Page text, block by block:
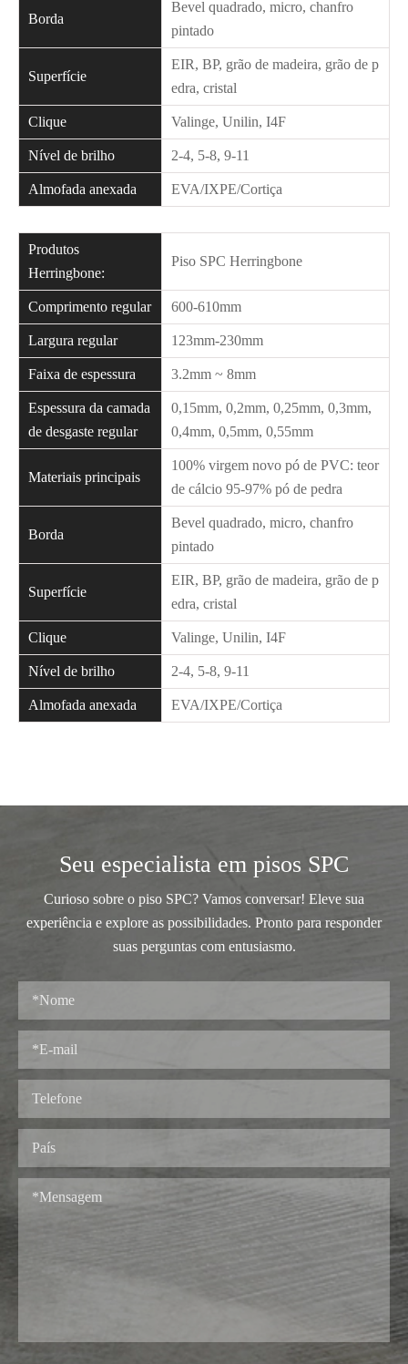
Borda
Bevel quadrado, micro, chanfro
pintado
Superfície
EIR, BP, grão de madeira, grão de p
edra, cristal
Clique Valinge, Unilin, I4F
Nível de brilho 2-4, 5-8, 9-11
Almofada anexada EVA/IXPE/Cortiça
Produtos
Herringbone:
Piso SPC Herringbone
Comprimento regular 600-610mm
Largura regular 123mm-230mm
Faixa de espessura 3.2mm ~ 8mm
Espessura da camada
de desgaste regular
0,15mm, 0,2mm, 0,25mm, 0,3mm,
0,4mm, 0,5mm, 0,55mm
Materiais principais
100% virgem novo pó de PVC: teor
de cálcio 95-97% pó de pedra
Borda
Bevel quadrado, micro, chanfro
pintado
Superfície
EIR, BP, grão de madeira, grão de p
edra, cristal
Clique Valinge, Unilin, I4F
Nível de brilho 2-4, 5-8, 9-11
Almofada anexada EVA/IXPE/Cortiça
Seu especialista em pisos SPC
Curioso sobre o piso SPC? Vamos conversar! Eleve sua
experiência e explore as possibilidades. Pronto para responder
suas perguntas com entusiasmo.